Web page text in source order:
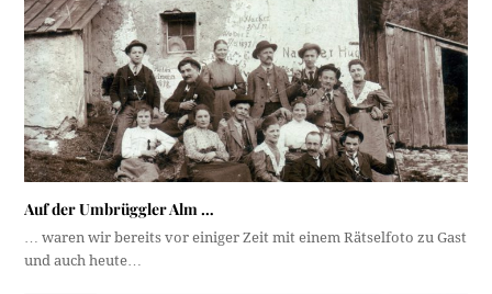
Auf der Umbrüggler Alm …
… waren wir bereits vor einiger Zeit mit einem Rätselfoto zu Gast
und auch heute…